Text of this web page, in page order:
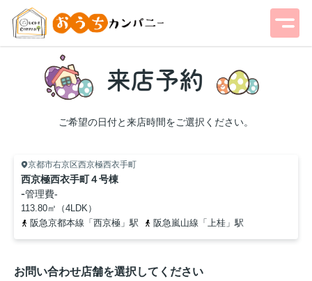
ご希望の日付と来店時間をご選択ください。
京都市右京区西京極西衣手町
西京極西衣手町４号棟
-管理費-
113.80㎡（4LDK）
阪急京都本線「西京極」駅
阪急嵐山線「上桂」駅
お問い合わせ店舗を選択してください